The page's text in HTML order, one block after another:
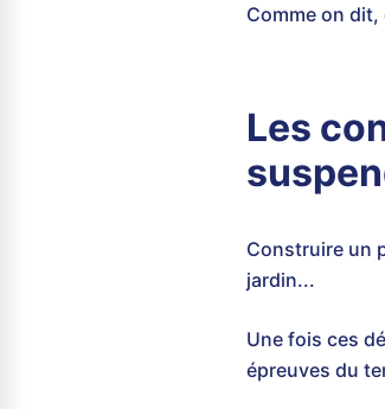
Comme on
Les
Construire un
jardin...
Une fois ces
épreuves du